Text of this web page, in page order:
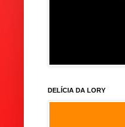
DELÍCIA DA LORY